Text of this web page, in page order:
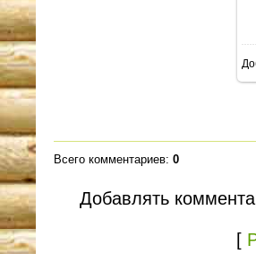
Всего комментариев: 0
Добавлять
[